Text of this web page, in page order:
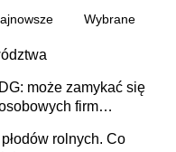
Wybrane
może zamykać się
firm
rolnych. Co